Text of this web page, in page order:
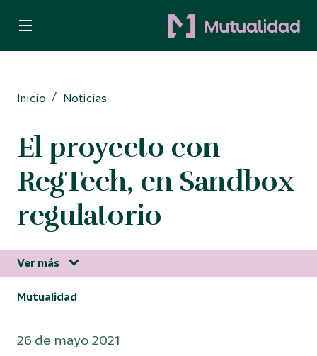
Busco protección
Para Autónomos
Área privada
Inicio
Noticias
El proyecto con
RegTech, en Sandbox
regulatorio
Ver más
Mutualidad
26 de mayo 2021